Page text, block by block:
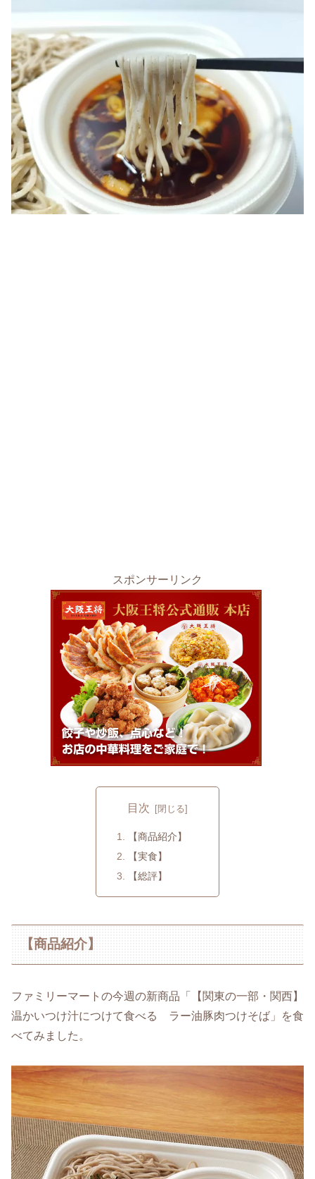
スポンサーリンク
目次
【商品紹介】
【実食】
【総評】
【商品紹介】
ファミリーマートの今週の新商品「【関東の一部・関西】
温かいつけ汁につけて食べる ラー油豚肉つけそば」を食
べてみました。